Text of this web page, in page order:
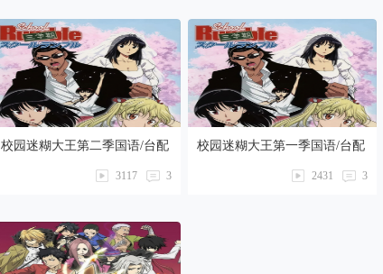
校园迷糊大王第二季国语/台配
3
3117
校园迷糊大王第一季国语/台配
3
2431